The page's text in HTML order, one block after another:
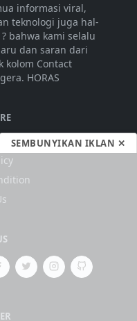
informasi viral,
teknologi juga hal-
bahwa kami selalu
dan saran dari
kolom Contact
HORAS
SEMBUNYIKAN IKLAN ✕